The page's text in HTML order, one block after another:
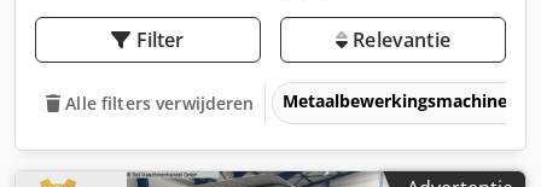
Filter Relevantie
Alle filters verwijderen Metaalbewerkingsmachines